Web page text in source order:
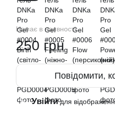
Немає в наявності
250 грн
Повідомити,
% Увійтидля